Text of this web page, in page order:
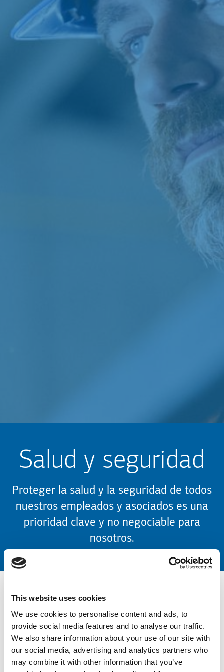
This website uses cookies
We use cookies to personalise content and ads, to
provide social media features and to analyse our traffic.
We also share information about your use of our site with
our social media, advertising and analytics partners who
may combine it with other information that you’ve
Salud y seguridad
Proteger la salud y la seguridad de todos
nuestros empleados y asociados es una
prioridad clave y no negociable para
nosotros.
Salud y Seguridad
La protección de la Salud y Seguridad de todos los empleados,
socios y subcontratistas de KLEEMANN, en todos los aspectos